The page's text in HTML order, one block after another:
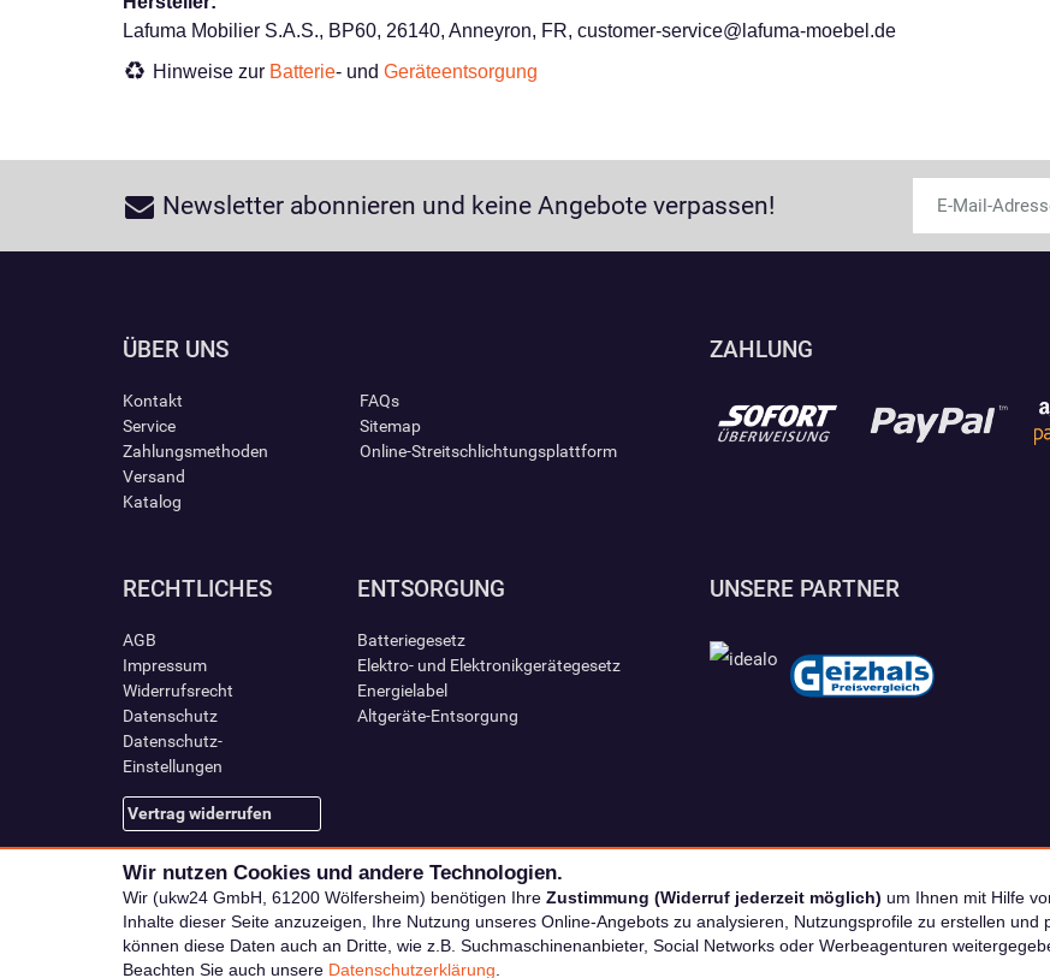
Lafuma Mobilier S.A.S., BP60, 26140, Anneyron, FR, customer-service@lafuma-moebel.de
Hinweise zur Batterie- und Geräteentsorgung
Newsletter abonnieren und keine Angebote verpassen!
ÜBER UNS
Kontakt
Service
Zahlungsmethoden
Versand
Katalog
FAQs
Sitemap
Online-Streitschlichtungsplattform
ZAHLUNG
RECHTLICHES
AGB
Impressum
Widerrufsrecht
Datenschutz
Datenschutz-
Einstellungen
Vertrag widerrufen
ENTSORGUNG
Batteriegesetz
Elektro- und Elektronikgerätegesetz
Energielabel
Altgeräte-Entsorgung
UNSERE PARTNER
Wir nutzen Cookies und andere Technologien.
Wir (ukw24 GmbH, 61200 Wölfersheim) benötigen Ihre Zustimmung (Widerruf jederzeit möglich) um Ihnen mit Hilfe
Inhalte dieser Seite anzuzeigen, Ihre Nutzung unseres Online-Angebots zu analysieren, Nutzungsprofile zu erstellen
können diese Daten auch an Dritte, wie z.B. Suchmaschinenanbieter, Social Networks oder Werbeagenturen
Beachten Sie auch unsere Datenschutzerklärung.